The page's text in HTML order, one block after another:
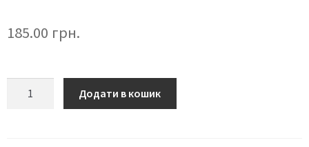
185.00 грн.
Додати в кошик